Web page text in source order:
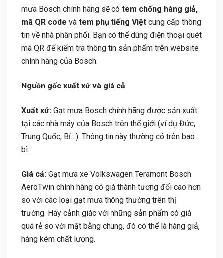
mưa Bosch chính hãng sẽ có tem chống hàng giả,
mã QR code và tem phụ tiếng Việt cung cấp thông
tin về nhà phân phối. Bạn có thể dùng điện thoại quét
mã QR để kiểm tra thông tin sản phẩm trên website
chính hãng của Bosch.
Nguồn gốc xuất xứ và giá cả
Xuất xứ: Gạt mưa Bosch chính hãng được sản xuất
tại các nhà máy của Bosch trên thế giới (ví dụ Đức,
Trung Quốc, Bỉ…). Thông tin này thường có trên bao
bì.
Giá cả: Gạt mưa xe Volkswagen Teramont Bosch
AeroTwin chính hãng có giá thành tương đối cao hơn
so với các loại gạt mưa thông thường trên thị
trường. Hãy cảnh giác với những sản phẩm có giá
quá rẻ so với mặt bằng chung, đó có thể là hàng giả,
hàng kém chất lượng.